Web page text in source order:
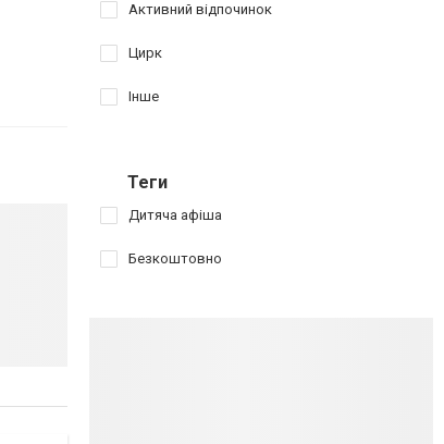
Активний відпочинок
Цирк
Інше
Теги
Дитяча афіша
Безкоштовно